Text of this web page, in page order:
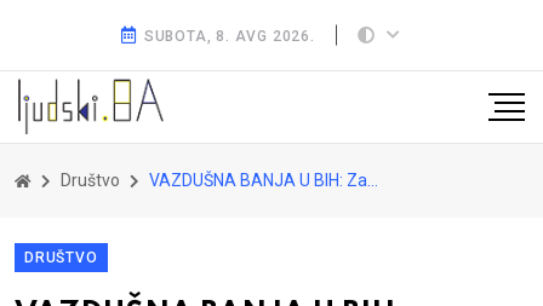
SUBOTA, 8. AVG 2026.
Društvo VAZDUŠNA BANJA U BIH: Zapušteni biser bi trebao konačno zasjati
DRUŠTVO